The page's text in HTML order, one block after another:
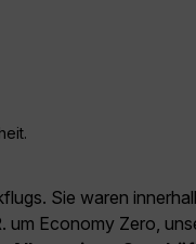
Sie waren
um Economy Zero,